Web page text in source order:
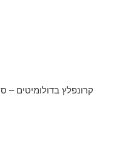
קרונפלץ בדולומיטים –